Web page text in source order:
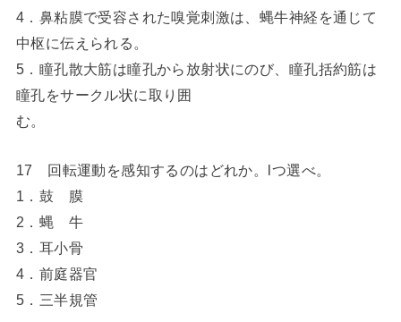
4．鼻粘膜で受容された嗅覚刺激は、蝿牛神経を通じて
中枢に伝えられる。
5．瞳孔散大筋は瞳孔から放射状にのび、瞳孔括約筋は
瞳孔をサークル状に取り囲
む。
17 回転運動を感知するのはどれか。lつ選べ。
1．鼓 膜
2．蝿 牛
3．耳小骨
4．前庭器官
5．三半規管